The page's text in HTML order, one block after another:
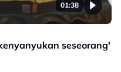
01:38
seseorang'